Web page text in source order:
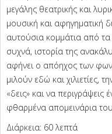
μεγάλης θεατρικής και
μουσική και αφηγηματική
αυτούσια κομμάτια από τα
συχνά, ιστορία της
αφήνει ο απόηχος των
μιλούν εδώ και χιλιετίες,
«δεις» και να
φθαρμένα απομεινάρια
Διάρκεια: 60 λεπτά